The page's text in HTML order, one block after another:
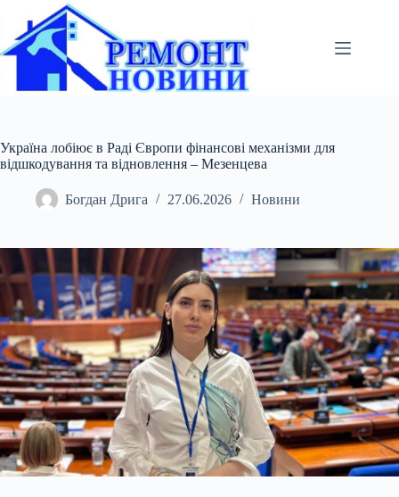
вмісту
Україна лобіює в Раді Європи фінансові механізми для
відшкодування та відновлення – Мезенцева
Богдан Дрига 27.06.2026 Новини